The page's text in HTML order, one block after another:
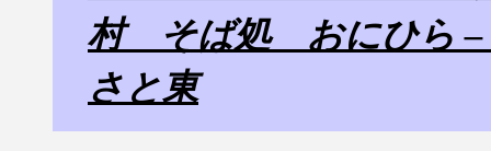
村 そば処 おにひら –
さと東